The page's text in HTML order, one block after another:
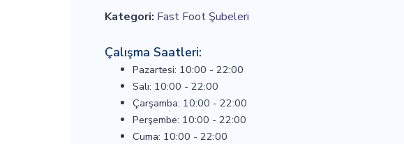
Kategori: Fast Foot Şubeleri
Çalışma Saatleri:
Pazartesi: 10:00 - 22:00
Salı: 10:00 - 22:00
Çarşamba: 10:00 - 22:00
Perşembe: 10:00 - 22:00
Cuma: 10:00 - 22:00